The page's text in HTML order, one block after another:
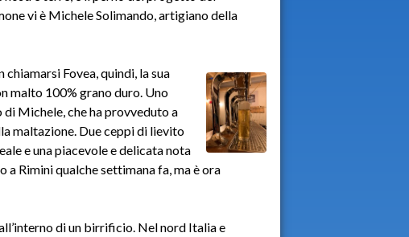
vi è Michele Solimando, artigiano della
chiamarsi Fovea, quindi, la sua
malto 100% grano duro. Uno
Michele, che ha provveduto a
maltazione. Due ceppi di lievito
e una piacevole e delicata nota
a Rimini qualche settimana fa, ma è ora
di un birrificio. Nel nord Italia e